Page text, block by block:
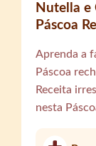
Nutella e
Páscoa
Aprenda a
Páscoa
Receita
nesta